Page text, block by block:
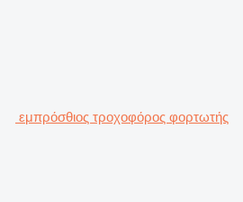
εμπρόσθιος τροχοφόρος φορτωτής